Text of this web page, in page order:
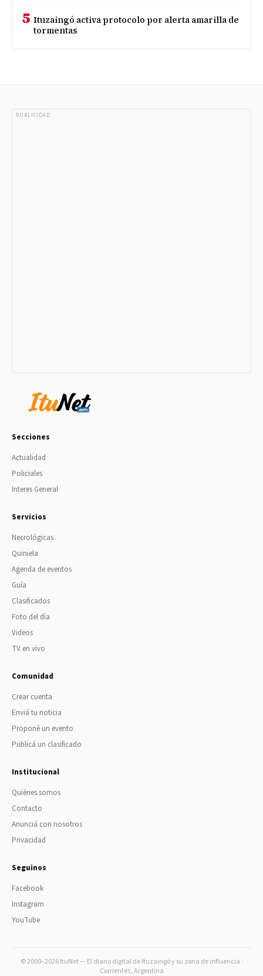
5 Ituzaingó activa protocolo por alerta amarilla de
tormentas
PUBLICIDAD
Secciones
Actualidad
Policiales
Interes General
Servicios
Necrológicas
Quiniela
Agenda de eventos
Guía
Clasificados
Foto del día
Videos
TV en vivo
Comunidad
Crear cuenta
Enviá tu noticia
Proponé un evento
Publicá un clasificado
Institucional
Quiénes somos
Contacto
Anunciá con nosotros
Privacidad
Seguinos
Facebook
Instagram
YouTube
© 2000–2026 ItuNet — El diario digital de Ituzaingó y su zona de influencia ·
Corrientes, Argentina